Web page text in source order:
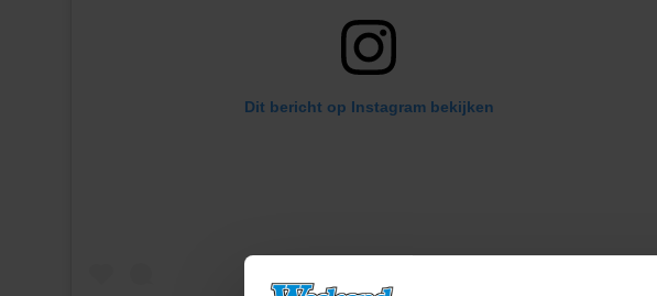
Dit bericht op Instagram bekijken